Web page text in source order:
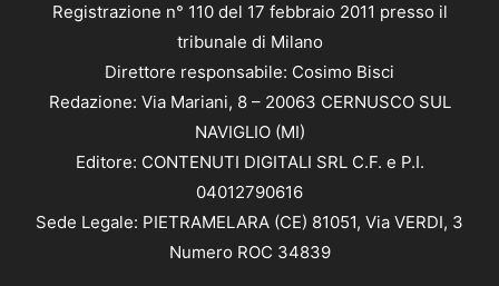
Registrazione n° 110 del 17 febbraio 2011 presso il
tribunale di Milano
Direttore responsabile: Cosimo Bisci
Redazione: Via Mariani, 8 – 20063 CERNUSCO SUL
NAVIGLIO (MI)
Editore: CONTENUTI DIGITALI SRL C.F. e P.I.
04012790616
Sede Legale: PIETRAMELARA (CE) 81051, Via VERDI, 3
Numero ROC 34839